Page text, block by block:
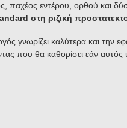
εντέρου, ορθού και
στη ριζική
γνωρίζει καλύτερα και την
που θα καθορίσει εάν αυτός